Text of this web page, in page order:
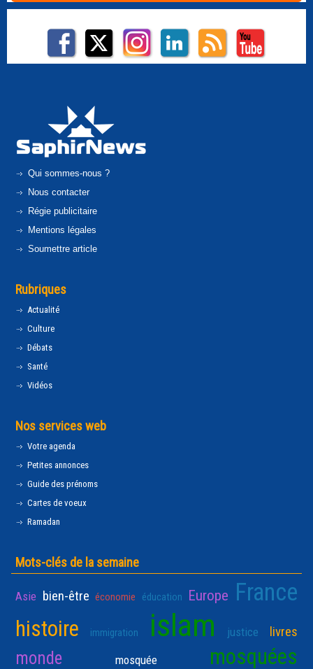
Qui sommes-nous ?
Nous contacter
Régie publicitaire
Mentions légales
Soumettre article
Rubriques
Actualité
Culture
Débats
Santé
Vidéos
Nos services web
Votre agenda
Petites annonces
Guide des prénoms
Cartes de voeux
Ramadan
Mots-clés de la semaine
Asie bien-être économie éducation Europe France
histoire immigration islam justice livres
monde mosquée mosquées